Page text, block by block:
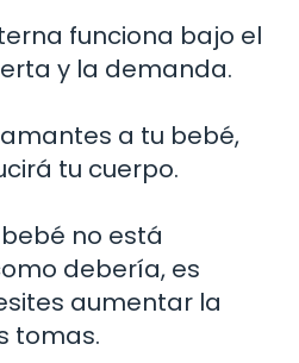
funciona bajo el
y la demanda.
a tu bebé,
tu cuerpo.
no está
debería, es
aumentar la
tomas.